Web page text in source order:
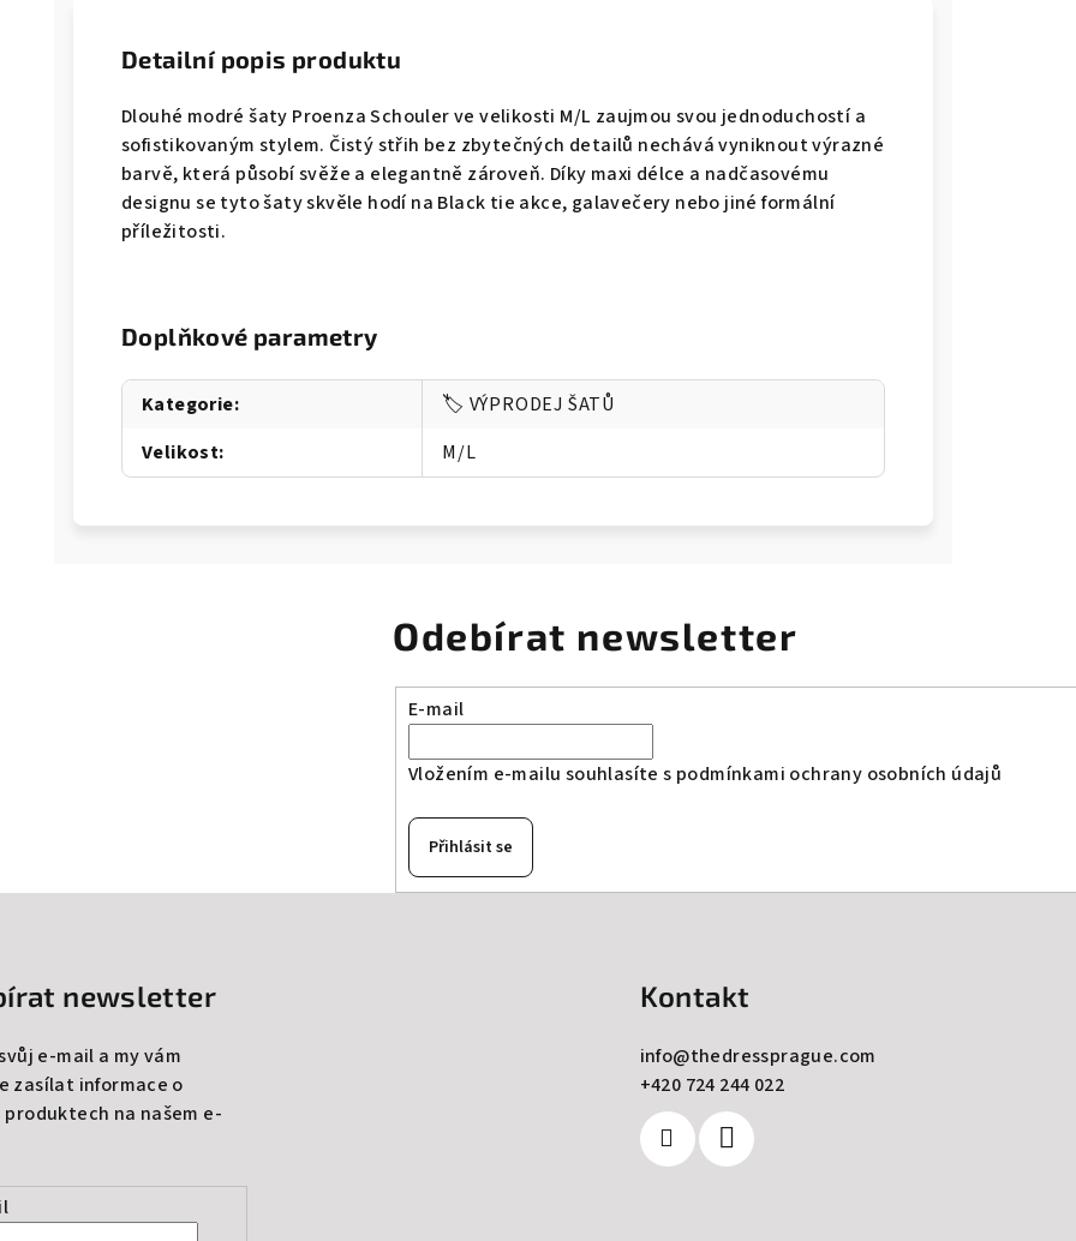
Detailní popis produktu
Dlouhé modré šaty Proenza Schouler ve velikosti M/L zaujmou svou jednoduchostí a
sofistikovaným stylem. Čistý střih bez zbytečných detailů nechává vyniknout výrazné
barvě, která působí svěže a elegantně zároveň. Díky maxi délce a nadčasovému
designu se tyto šaty skvěle hodí na Black tie akce, galavečery nebo jiné formální
příležitosti.
Doplňkové parametry
Kategorie:
🏷️ VÝPRODEJ ŠATŮ
Velikost: M/L
Odebírat newsletter
E-mail
Vložením e-mailu souhlasíte s podmínkami ochrany osobních údajů
Přihlásit se
newsletter
e-mail a my vám
zasílat informace o
produktech na našem e-
Kontakt
info@thedressprague.com
+420 724 244 022